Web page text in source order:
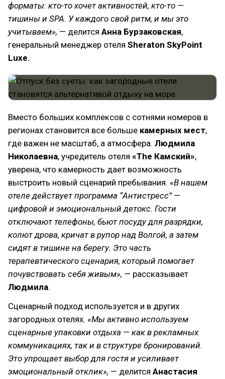
форматы: кто-то хочет активностей, кто-то —
тишины и SPA. У каждого свой ритм, и мы это
учитываем», — делится Анна Бурзаковская,
генеральный менеджер отеля Sheraton SkyPoint
Luxe.
Вместо больших комплексов с сотнями номеров в
регионах становится все больше камерных мест,
где важен не масштаб, а атмосфера. Людмила
Николаевна, учредитель отеля «The Камский»,
уверена, что камерность дает возможность
выстроить новый сценарий пребывания. «В нашем
отеле действует программа “Антистресс” —
цифровой и эмоциональный детокс. Гости
отключают телефоны, бьют посуду для разрядки,
колют дрова, кричат в рупор над Волгой, а затем
сидят в тишине на берегу. Это часть
терапевтического сценария, который помогает
почувствовать себя живым», — рассказывает
Людмила.
Сценарный подход используется и в других
загородных отелях. «Мы активно используем
сценарные упаковки отдыха — как в рекламных
коммуникациях, так и в структуре бронирований.
Это упрощает выбор для гостя и усиливает
эмоциональный отклик», — делится Анастасия